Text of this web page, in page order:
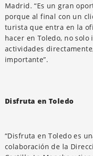
Madrid. “Es un gran
porque al final con un
turista que entra en la
hacer en Toledo, no
actividades
importante”.
Disfruta en Toledo
“Disfruta en Toledo es
colaboración de la